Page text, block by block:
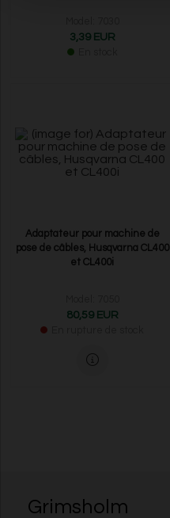
3,39 EUR
Adaptateur pour machine de
pose de câbles, Husqvarna CL400
et CL400i
80,59 EUR
Grimsholm